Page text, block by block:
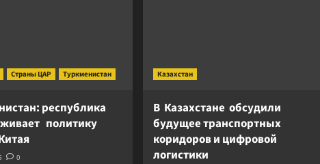
Страны ЦАР Туркменистан
республика
политику
0
Казахстан
В Казахстане обсудили
будущее транспортных
коридоров и цифровой
логистики